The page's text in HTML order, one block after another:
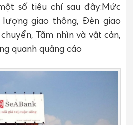
số tiêu chí sau đây:Mức
giao thông, Đèn giao
Tầm nhìn và vật cản,
quanh quảng cáo